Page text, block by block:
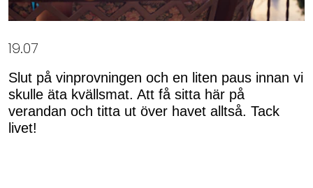
19.07
Slut på vinprovningen och en liten paus innan vi
skulle äta kvällsmat. Att få sitta här på
verandan och titta ut över havet alltså. Tack
livet!